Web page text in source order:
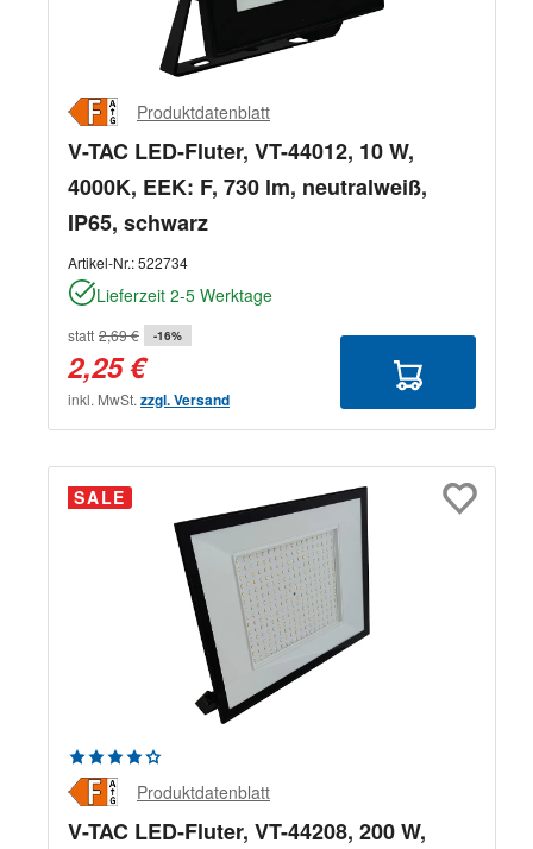
Produktdatenblatt
V-TAC LED-Fluter, VT-44012, 10 W,
4000K, EEK: F, 730 lm, neutralweiß,
IP65, schwarz
Artikel-Nr.:522734
Lieferzeit 2-5 Werktage
statt 2,69 € -16%
2,25 €
inkl. MwSt. zzgl. Versand
SALE
Durchschnittliche Bewertung von 4.33 von 5 Sternen
Produktdatenblatt
V-TAC LED-Fluter, VT-44208, 200 W,